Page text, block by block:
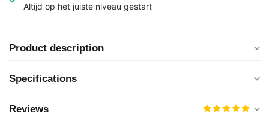
Altijd op het juiste niveau gestart
Product description
Specifications
Reviews